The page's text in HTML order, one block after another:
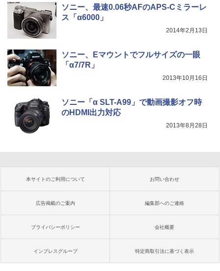
ソニー、最速0.06秒AFのAPS-Cミラーレ
ス「α6000」
2014年2月13日
ソニー、Eマウントでフルサイズの一眼
「α7/7R」
2013年10月16日
ソニー「α SLT-A99」で動画撮影オフ時
のHDMI出力対応
2013年8月28日
本サイトのご利用について お問い合わせ
広告掲載のご案内 編集部へのご連絡
プライバシーポリシー 会社概要
インプレスグループ 特定商取引法に基づく表示